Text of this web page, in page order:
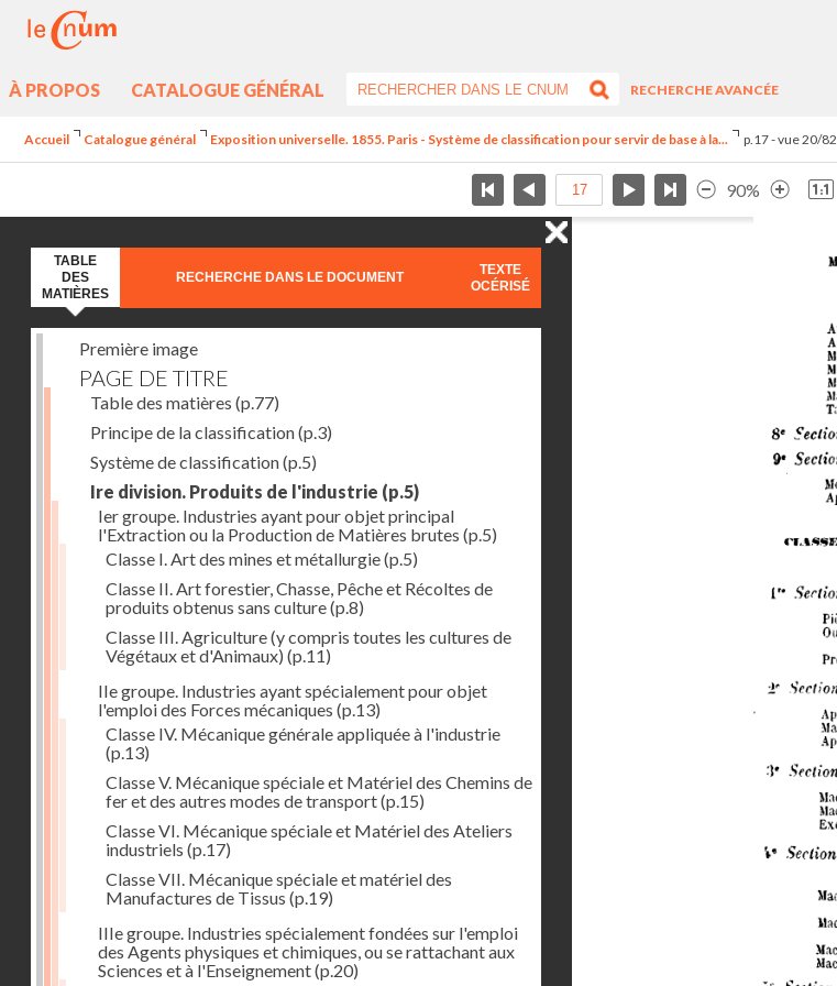
À PROPOS CATALOGUE GÉNÉRAL
RECHERCHE AVANCÉE
Accueil Catalogue général Exposition universelle. 1855. Paris - Système de classification pour servir de base à la... p.17 - vue 20/82
90%
TABLE
DES
MATIÈRES
RECHERCHE DANS LE DOCUMENT
TEXTE
OCÉRISÉ
Première image
PAGE DE TITRE
Table des matières (p.77)
Principe de la classification(p.3)
Système de classification(p.5)
Ire division. Produits de l'industrie (p.5)
Ier groupe. Industries ayant pour objet principal
l'Extraction ou la Production de Matières brutes (p.5)
Classe I. Art des mines et métallurgie(p.5)
Classe II. Art forestier, Chasse, Pêche et Récoltes de
produits obtenus sans culture(p.8)
Classe III. Agriculture (y compris toutes les cultures de
Végétaux et d'Animaux) (p.11)
IIe groupe. Industries ayant spécialement pour objet
l'emploi des Forces mécaniques (p.13)
Classe IV. Mécanique générale appliquée à l'industrie
(p.13)
Classe V. Mécanique spéciale et Matériel des Chemins de
fer et des autres modes de transport(p.15)
Classe VI. Mécanique spéciale et Matériel des Ateliers
industriels (p.17)
Classe VII. Mécanique spéciale et matériel des
Manufactures de Tissus (p.19)
IIIe groupe. Industries spécialement fondées sur l'emploi
des Agents physiques et chimiques, ou se rattachant aux
Sciences et à l'Enseignement(p.20)